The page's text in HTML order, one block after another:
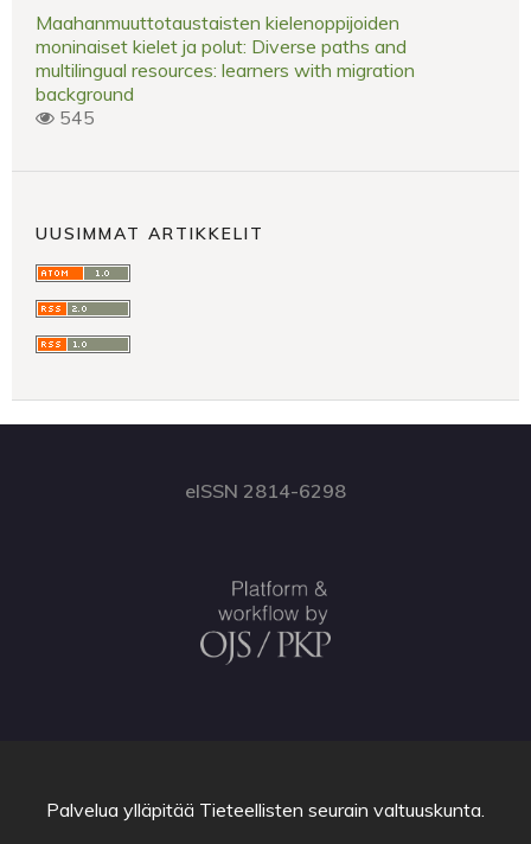
Maahanmuuttotaustaisten kielenoppijoiden
moninaiset kielet ja polut: Diverse paths and
multilingual resources: learners with migration
background
545
UUSIMMAT ARTIKKELIT
eISSN 2814-6298
Palvelua ylläpitää Tieteellisten seurain valtuuskunta.